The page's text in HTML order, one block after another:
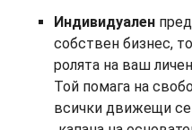
Индивидуален
собствен бизнес,
ролята на ваш
Той помага на
всички движещи се